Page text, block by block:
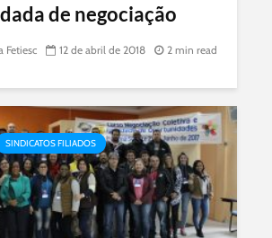
de negociação
Fetiesc 12 de abril de 2018 2 min read
SINDICATOS FILIADOS